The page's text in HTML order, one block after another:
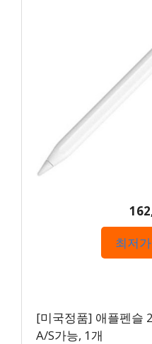
최저
[미국정품] 애플펜슬
A/S가능, 1개